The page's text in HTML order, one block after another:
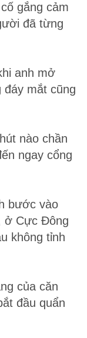
gắng cảm
đã từng
anh mở
đáy mắt cũng
nào chần
ngay cổng
bước vào
ở Cực Đông
không tỉnh
của căn
đầu quẩn